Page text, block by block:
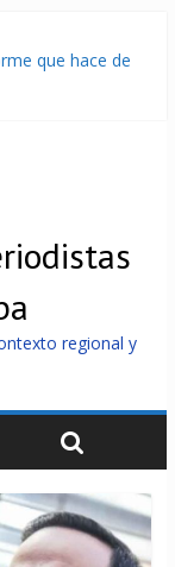
que hace de
moverse y asistir
apagón
a Cuba
regional y